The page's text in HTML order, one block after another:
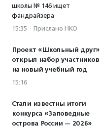
школы № 146 ищет
фандрайзера
15:35 · Прислано НКО
Проект «Школьный друг»
открыл набор участников
на новый учебный год
15:16
Стали известны итоги
конкурса «Заповедные
острова России — 2026»